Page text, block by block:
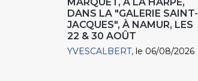
DANS LA "GALERIE SAINT-
JACQUES", À NAMUR, LES
22 & 30 AOÛT
YVESCALBERT le 06/08/2026